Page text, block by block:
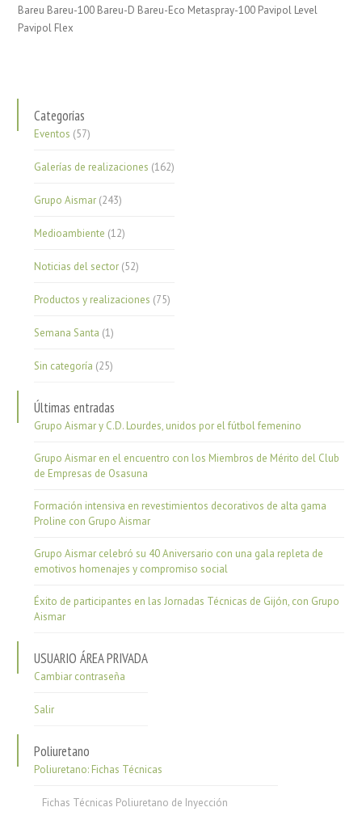
Bareu Bareu-100 Bareu-D Bareu-Eco Metaspray-100 Pavipol Level
Pavipol Flex
Categorías
Eventos (57)
Galerías de realizaciones (162)
Grupo Aismar (243)
Medioambiente (12)
Noticias del sector (52)
Productos y realizaciones (75)
Semana Santa (1)
Sin categoría (25)
Últimas entradas
Grupo Aismar y C.D. Lourdes, unidos por el fútbol femenino
Grupo Aismar en el encuentro con los Miembros de Mérito del Club
de Empresas de Osasuna
Formación intensiva en revestimientos decorativos de alta gama
Proline con Grupo Aismar
Grupo Aismar celebró su 40 Aniversario con una gala repleta de
emotivos homenajes y compromiso social
Éxito de participantes en las Jornadas Técnicas de Gijón, con Grupo
Aismar
USUARIO ÁREA PRIVADA
Cambiar contraseña
Salir
Poliuretano
Poliuretano: Fichas Técnicas
Fichas Técnicas Poliuretano de Inyección